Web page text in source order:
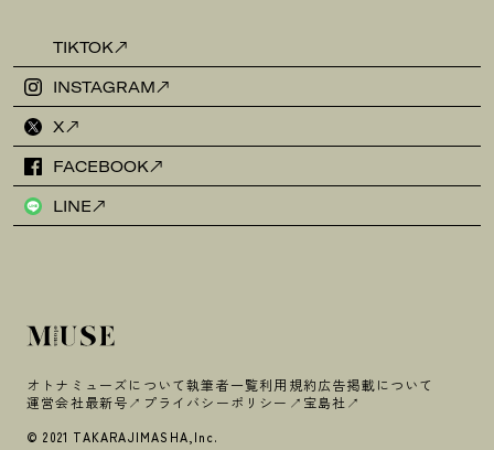
TIKTOK
INSTAGRAM
X
FACEBOOK
LINE
オトナミューズについて執筆者一覧利用規約広告掲載について
運営会社最新号 プライバシーポリシー 宝島社
© 2021 TAKARAJIMASHA,Inc.